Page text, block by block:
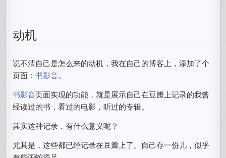
动机
说不清自己是怎么来的动机，我在自己的博客上，添加了个
页面：书影音。
书影音页面实现的功能，就是展示自己在豆瓣上记录的我曾
经读过的书，看过的电影，听过的专辑。
其实这种记录，有什么意义呢？
尤其是，这些都已经记录在豆瓣上了。自己存一份儿，似乎